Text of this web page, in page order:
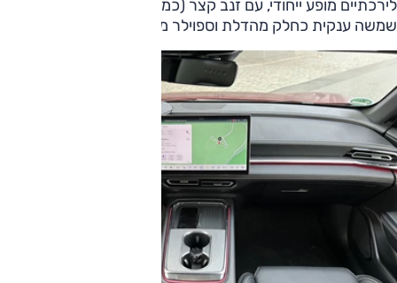
שמשה ענקית כחלק מהדלת וספוילר מובנה.